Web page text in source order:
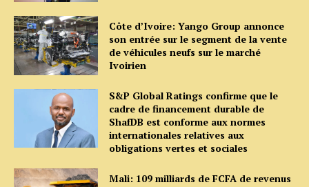
Côte d’Ivoire: Yango Group annonce
son entrée sur le segment de la vente
de véhicules neufs sur le marché
Ivoirien
S&P Global Ratings confirme que le
cadre de financement durable de
ShafDB est conforme aux normes
internationales relatives aux
obligations vertes et sociales
Mali: 109 milliards de FCFA de revenus